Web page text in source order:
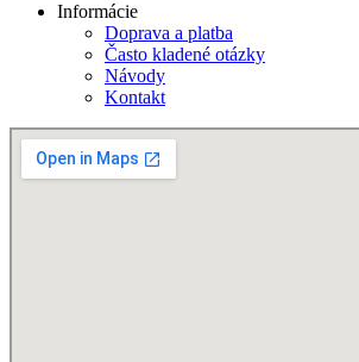
Informácie
Doprava a platba
Často kladené otázky
Návody
Kontakt